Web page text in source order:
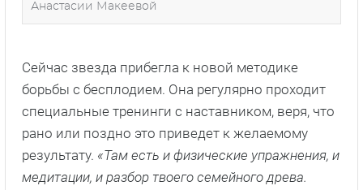
Анастасии Макеевой
Сейчас звезда прибегла к новой методике
борьбы с бесплодием. Она регулярно проходит
специальные тренинги с наставником, веря, что
рано или поздно это приведет к желаемому
результату. «Там есть и физические упражнения, и
медитации, и разбор твоего семейного древа.